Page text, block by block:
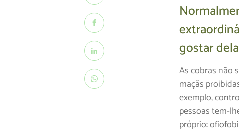
gostar
As cobras não
maçãs
exemplo,
pessoas tem-
próprio: